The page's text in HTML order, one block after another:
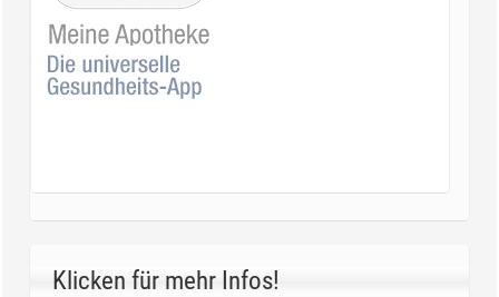
Klicken für mehr Infos!